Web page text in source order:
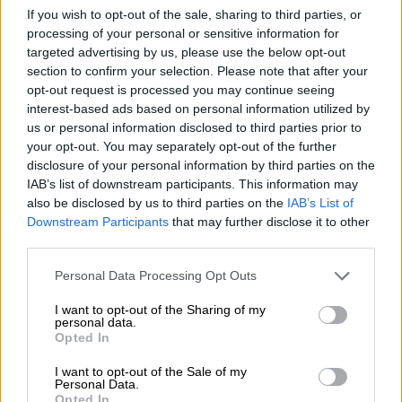
If you wish to opt-out of the sale, sharing to third parties, or
processing of your personal or sensitive information for
targeted advertising by us, please use the below opt-out
section to confirm your selection. Please note that after your
opt-out request is processed you may continue seeing
interest-based ads based on personal information utilized by
us or personal information disclosed to third parties prior to
your opt-out. You may separately opt-out of the further
disclosure of your personal information by third parties on the
IAB’s list of downstream participants. This information may
also be disclosed by us to third parties on the IAB’s List of
Downstream Participants that may further disclose it to other
Please note that this website/app uses one or more Google
not limited to your visit or usage behaviour. You may click to
grant or deny consent to Google and its third-party tags to
use your data for below specified purposes in below Google
consent section.
Personal Data Processing Opt Outs
I want to opt-out of the Sharing of my
personal data.
Opted In
I want to opt-out of the Sale of my
Personal Data.
Opted In
συζύγου του. Η επίθεση σημειώθηκε τα
ξημερώματα της Κυριακής, περίπου στη 1:45.
Ο Νίκος Χαρδαλιάς έγραψε χαρακτηριστικά
στο facebook:
«Προς άνανδρα θρασίμια! Από θαύμα δεν
καταφέρατε να έχετε νεκρό! Στο 2:08 από το
παρακάτω βιντεάκι από τις κάμερες
ασφαλείας, ένας περαστικός βλέπει τη
φωτιά, σταματάει με το αυτοκίνητό του,
κατεβαίνει με ένα μπουκάλι νερό και
περιορίσει. Οπότε και εκρήγνυται ο πρώτος
μηχανισμός ! Δύο βήματα παραπάνω να είχε
κάνει θα ήταν τώρα νεκρός! Αλλά στα δικά
σας άρρωστα μυαλά θα ήταν μιά ακόμη
παράπλευρη απώλεια... Στις δημοκρατίες
κάποιοι ηρωικά θα προσπαθούν να σβήνουν